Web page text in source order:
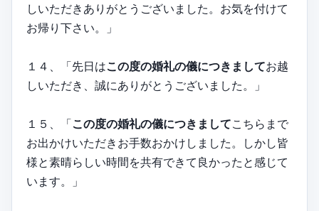
しいただきありがとうございました。お気を付けて
お帰り下さい。」
１４、「先日はこの度の婚礼の儀につきましてお越
しいただき、誠にありがとうございました。」
１５、「この度の婚礼の儀につきましてこちらまで
お出かけいただきお手数おかけしました。しかし皆
様と素晴らしい時間を共有できて良かったと感じて
います。」